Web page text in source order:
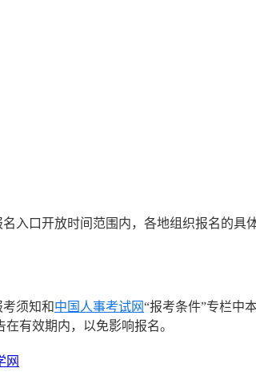
入口开放时间范围内，各地组织报名的具
须知和中国人事考试网“报考条件”专栏中
有效期内，以免影响报名。
网